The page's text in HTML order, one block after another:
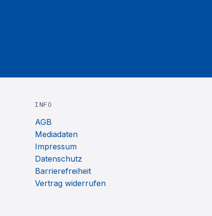
INFO
AGB
Mediadaten
Impressum
Datenschutz
Barrierefreiheit
Vertrag widerrufen